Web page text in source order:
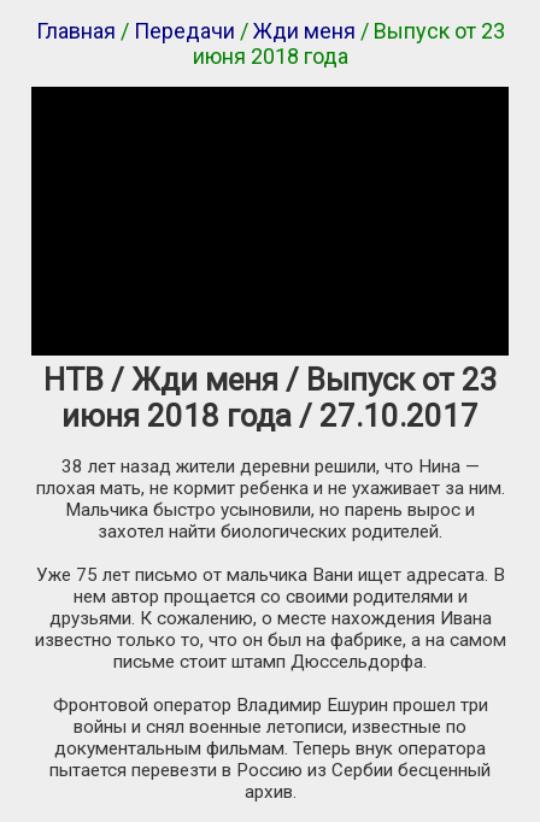
Главная / Передачи /Жди меня / Выпуск от 23
июня 2018 года
НТВ / Жди меня / Выпуск от 23
июня 2018 года / 27.10.2017
38 лет назад жители деревни решили, что Нина —
плохая мать, не кормит ребенка и не ухаживает за ним.
Мальчика быстро усыновили, но парень вырос и
захотел найти биологических родителей.
Уже 75 лет письмо от мальчика Вани ищет адресата. В
нем автор прощается со своими родителями и
друзьями. К сожалению, о месте нахождения Ивана
известно только то, что он был на фабрике, а на самом
письме стоит штамп Дюссельдорфа.
Фронтовой оператор Владимир Ешурин прошел три
войны и снял военные летописи, известные по
документальным фильмам. Теперь внук оператора
пытается перевезти в Россию из Сербии бесценный
архив.